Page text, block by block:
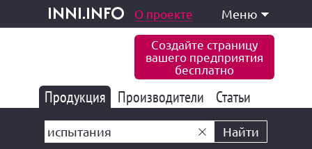
inni.info
и услуги О проекте Меню
Создайте страницу
вашего предприятия
бесплатно
Продукция 177 835
Производители 6 771
Статьи
Найти